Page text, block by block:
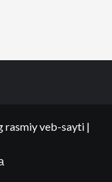
rasmiy veb-sayti |